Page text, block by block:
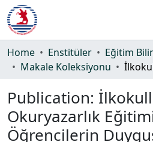
Communities & Collections
Statistics
Guide
Home Enstitüler
Eğitim
Makale Koleksiyonu
Publication:
Okuryazarlık
Öğrencilerin